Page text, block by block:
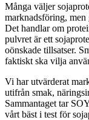
Många väljer
marknadsföring,
Det handlar om
pulvret är ett
oönskade tillsatser.
faktiskt ska vilja
Vi har utvärderat
utifrån smak,
Sammantaget tar
vårt bäst i test för